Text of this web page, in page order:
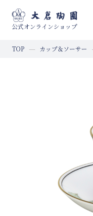
公式オンラインショップ
TOP カップ＆ソーサー